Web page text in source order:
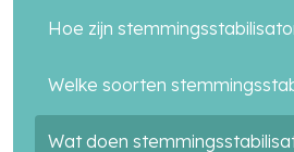
Hoe zijn
Welke soorten
Wat doen